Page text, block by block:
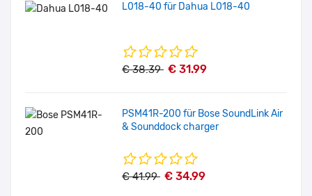
L018-40 für Dahua L018-40
€ 38.39 € 31.99
PSM41R-200 für Bose SoundLink Air
& Sounddock charger
€ 41.99 € 34.99